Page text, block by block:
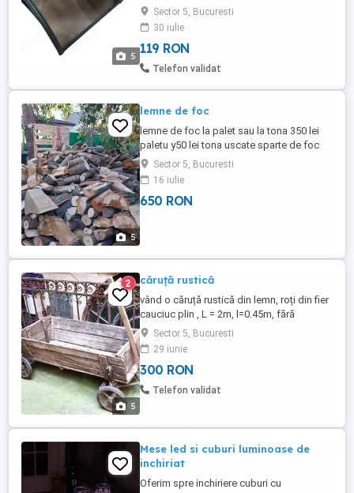
5
80x60 cm 139 lei 100x60 cm 159 lei 120x60
cm 179 lei 150x60 cm 199 lei 200x60 cm
239 lei 120x80 cm 219 lei 150x80 cm 239
lei 200x80 cm 329 lei 240x80 cm 359 lei
300x80 cm 449 lei 360x80 cm 509 lei
Sector 5, Bucuresti
30 iulie
119 RON
Telefon validat
5
lemne de foc
lemne de foc la palet sau la tona 350 lei
paletu y50 lei tona uscate sparte de foc
Sector 5, Bucuresti
16 iulie
650 RON
5
2 căruță rustică
vând o căruță rustică din lemn, roți din fier
cauciuc plin , L = 2m, l=0.45m, fără
îmbunătățiri exact cum am adus o de la
munte, necesită o recondiționare, lăcuire,
nu asigur transport, pretabil ptr decor sau
ajutor în grădină , preț 300 lei
Sector 5, Bucuresti
29 iunie
300 RON
Telefon validat
Mese led si cuburi luminoase de
inchiriat
Oferim spre inchiriere cuburi cu